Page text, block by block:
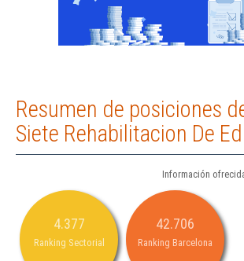
Resumen de posiciones
Siete Rehabilitacion De
Información
4.377
Ranking Sectorial
42.706
Ranking Barcelona